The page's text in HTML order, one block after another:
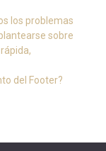
los problemas
sobre
del Footer?